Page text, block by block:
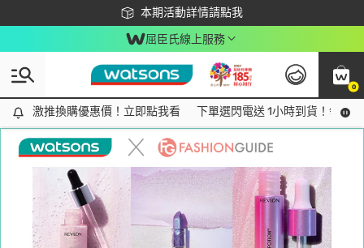
本期活動詳情請點我
下載app最高回饋$350
屈臣氏線上服務
0
激推換購優惠價！立即點我看
激推換購優惠價！立即點我看 下單選閃電送 1小時到貨！領神
Tag:精靈1 item(s) found